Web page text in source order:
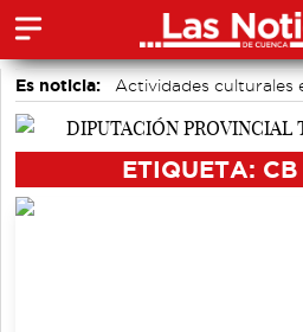
Es noticia: Actividades culturales
Área de Deportes
ETIQUETA: